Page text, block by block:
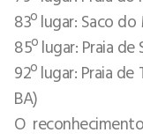
83º lugar: Saco
85º lugar: Praia
92º lugar: Praia
BA)
O